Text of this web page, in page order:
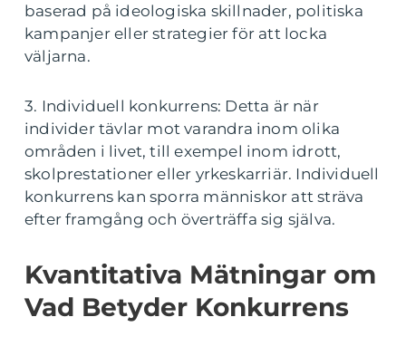
baserad på ideologiska skillnader, politiska
kampanjer eller strategier för att locka
väljarna.
3. Individuell konkurrens: Detta är när
individer tävlar mot varandra inom olika
områden i livet, till exempel inom idrott,
skolprestationer eller yrkeskarriär. Individuell
konkurrens kan sporra människor att sträva
efter framgång och överträffa sig själva.
Kvantitativa Mätningar om
Vad Betyder Konkurrens